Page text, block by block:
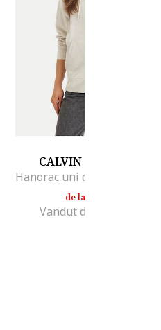
CALVIN KLEIN JEANS
de la
Vandut de MODIVO SA